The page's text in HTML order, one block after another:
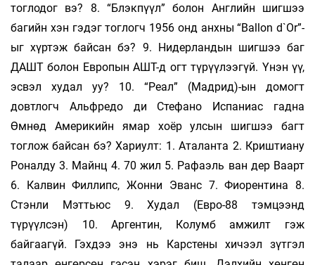
тоглодог вэ? 8. “Блэкпүүл” болон Английн шигшээ
багийн хэн гэдэг тоглогч 1956 онд анхны “Ballon d`Or”-
ыг хүртэж байсан бэ? 9. Нидерландын шигшээ баг
ДАШТ болон Европын АШТ-д огт түрүүлээгүй. Үнэн үү,
эсвэл худал уу? 10. “Реал” (Мадрид)-ын домогт
довтлогч Альфредо ди Стефано Испаниас гадна
Өмнөд Америкийн ямар хоёр улсын шигшээ багт
тоглож байсан бэ? Хариулт: 1. Аталанта 2. Криштиану
Роналду 3. Майнц 4. 70 жил 5. Рафаэль ван дер Ваарт
6. Калвин Филлипс, Жонни Эванс 7. Фиорентина 8.
Стэнли Мэттьюс 9. Худал (Евро-88 тэмцээнд
түрүүлсэн) 10. Аргентин, Колумб амжилт гэж
байгаагүй. Гэхдээ энэ нь Карстены хичээл зүтгэл